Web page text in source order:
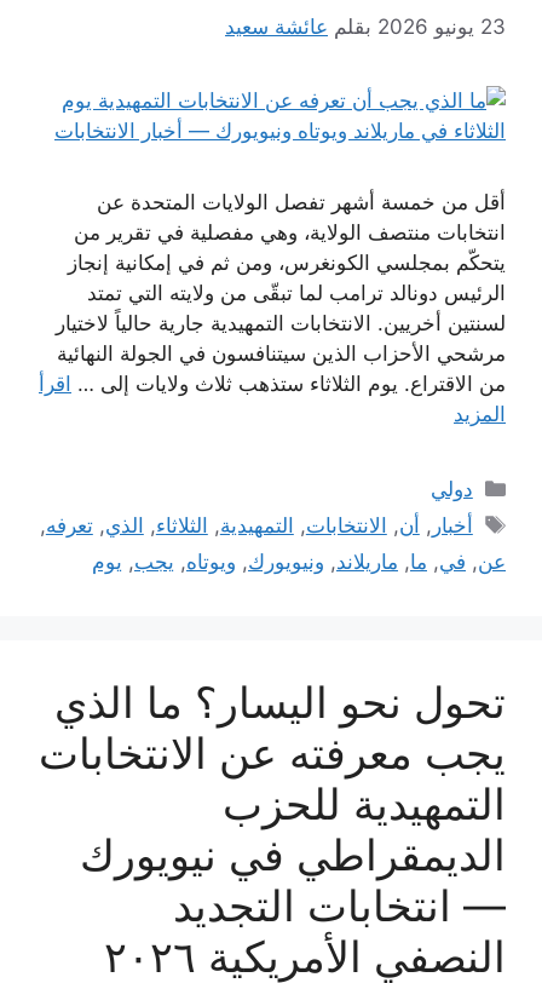
23 يونيو 2026 بقلم عائشة سعيد
أقل من خمسة أشهر تفصل الولايات المتحدة عن
انتخابات منتصف الولاية، وهي مفصلية في تقرير من
يتحكّم بمجلسي الكونغرس، ومن ثم في إمكانية إنجاز
الرئيس دونالد ترامب لما تبقّى من ولايته التي تمتد
لسنتين أخريين. الانتخابات التمهيدية جارية حالياً لاختيار
مرشحي الأحزاب الذين سيتنافسون في الجولة النهائية
من الاقتراع. يوم الثلاثاء ستذهب ثلاث ولايات إلى … اقرأ
المزيد
التصنيفات
دولي
الوسوم
أخبار , أن, الانتخابات, التمهيدية, الثلاثاء, الذي,تعرفه,
عن, في, ما, ماريلاند, ونيويورك, ويوتاه, يجب, يوم
تحول نحو اليسار؟ ما الذي
يجب معرفته عن الانتخابات
التمهيدية للحزب
الديمقراطي في نيويورك
— انتخابات التجديد
النصفي الأمريكية ٢٠٢٦